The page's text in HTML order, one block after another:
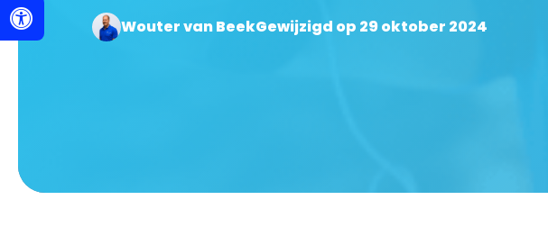
Wouter van BeekGewijzigd op 29 oktober 2024